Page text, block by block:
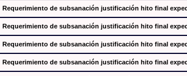
Requerimiento de subsanación justificación hito final
Requerimiento de subsanación justificación hito final
Requerimiento de subsanación justificación hito final
Requerimiento de subsanación justificación hito final